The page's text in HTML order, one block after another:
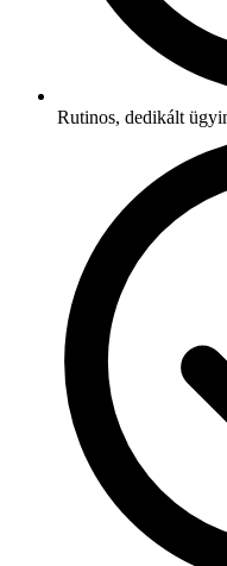
Rutinos, dedikált